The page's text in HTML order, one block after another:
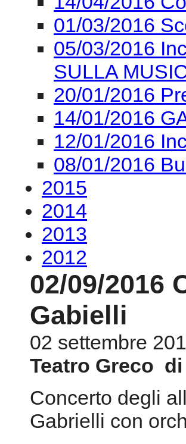
01/03/2016
05/03/2016
SULLA
20/01/2016
14/01/2016
12/01/2016
08/01/2016
2015
2014
2013
2012
02/09/2016
Gabielli
02 settembre
Teatro Greco
Concerto degli
Gabrielli con